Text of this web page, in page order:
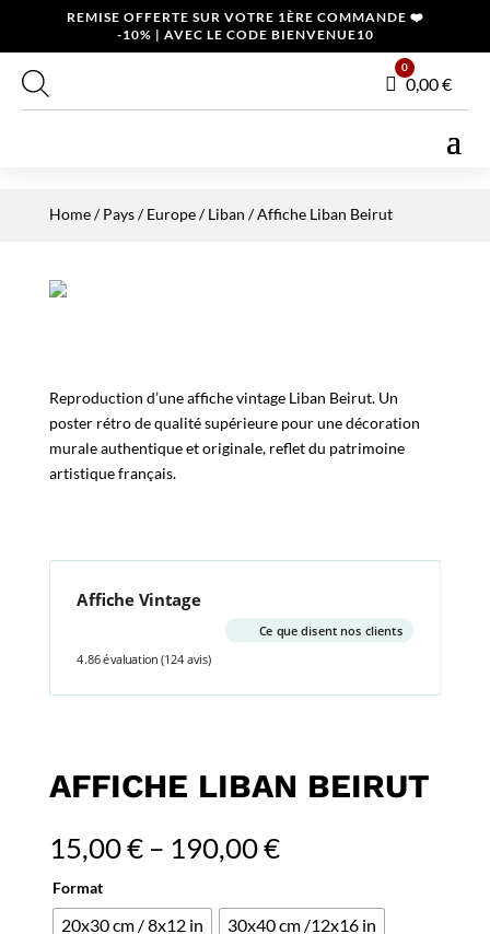
REMISE OFFERTE SUR VOTRE 1ÈRE COMMANDE ❤️
-10% | AVEC LE CODE BIENVENUE10
Panier
0
0,00€
Home/Pays/Europe/Liban / Affiche Liban Beirut
Reproduction d’une affiche vintage Liban Beirut. Un
poster rétro de qualité supérieure pour une décoration
murale authentique et originale, reflet du patrimoine
artistique français.
Affiche Vintage
Ce que disent nos clients
4.86 évaluation (124 avis)
AFFICHE LIBAN BEIRUT
15,00€– 190,00€
Format
20x30 cm / 8x12 in
30x40 cm /12x16 in